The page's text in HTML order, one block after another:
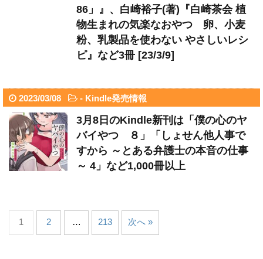
86」』、白崎裕子(著)『白崎茶会 植
物生まれの気楽なおやつ 卵、小麦
粉、乳製品を使わない やさしいレシ
ピ』など3冊 [23/3/9]
2023/03/08 - Kindle発売情報
3月8日のKindle新刊は「僕の心のヤ
バイやつ ８」「しょせん他人事で
すから ～とある弁護士の本音の仕事
～ 4」など1,000冊以上
1 2 … 213 次へ »